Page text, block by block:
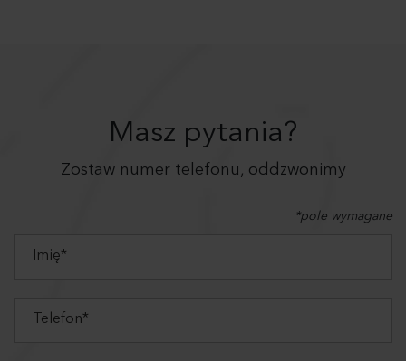
Masz pytania?
Zostaw numer telefonu, oddzwonimy
*pole wymagane